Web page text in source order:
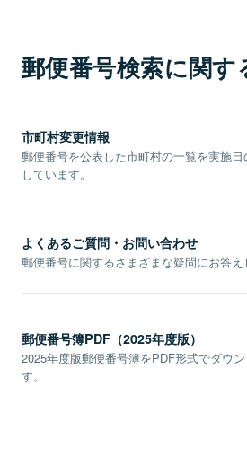
郵便番号検索に関す
市町村変更情報
郵便番号を公表した市町村の一覧を実施
しています。
よくあるご質問・お問い合わせ
郵便番号に関するさまざまな疑問にお答え
郵便番号簿PDF（2025年度版）
2025年度版郵便番号簿をPDF形式でダウ
す。